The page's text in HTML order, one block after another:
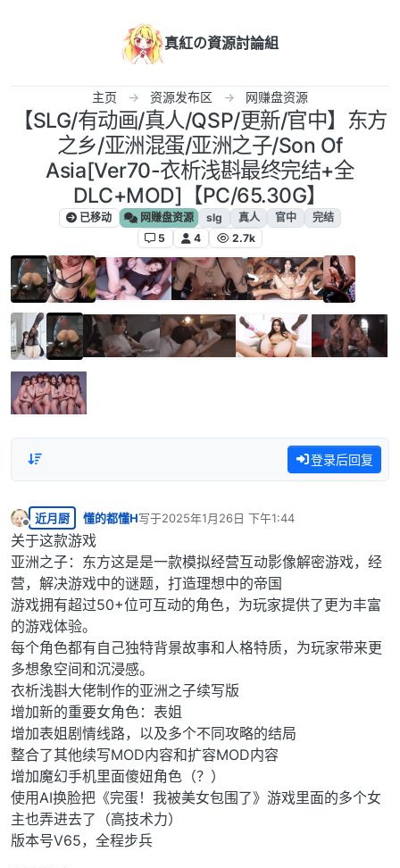
真紅の資源討論組
主页 资源发布区 网赚盘资源
【SLG/有动画/真人/QSP/更新/官中】东方
之乡/亚洲混蛋/亚洲之子/Son Of
Asia[Ver70-衣析浅斟最终完结+全
DLC+MOD]【PC/65.30G】
已移动 网赚盘资源 slg 真人 官中
完结
5
4 2.7k
登录后回复
离线
近月厨 懂的都懂H写于2025年1月26日 下午1:44
最后由 编辑
关于这款游戏
亚洲之子：东方这是是一款模拟经营互动影像解密游戏，经
营，解决游戏中的谜题，打造理想中的帝国
游戏拥有超过50+位可互动的角色，为玩家提供了更为丰富
的游戏体验。
每个角色都有自己独特背景故事和人格特质，为玩家带来更
多想象空间和沉浸感。
衣析浅斟大佬制作的亚洲之子续写版
增加新的重要女角色：表姐
增加表姐剧情线路，以及多个不同攻略的结局
整合了其他续写MOD内容和扩容MOD内容
增加魔幻手机里面傻妞角色（？）
使用AI换脸把《完蛋！我被美女包围了》游戏里面的多个女
主也弄进去了（高技术力）
版本号V65，全程步兵